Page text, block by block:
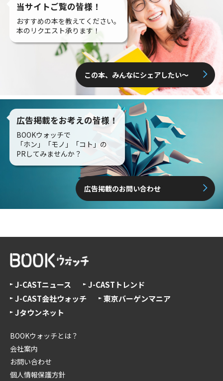
当サイトご覧の皆様！
おすすめの本を教えてください。
本のリクエスト承ります！
この本、みんなにシェアしたい〜
広告掲載をお考えの皆様！
BOOKウォッチで
「ホン」「モノ」「コト」の
PRしてみませんか？
広告掲載のお問い合わせ
J-CASTニュース
J-CASTトレンド
J-CAST会社ウォッチ
東京バーゲンマニア
Jタウンネット
BOOKウォッチとは？
会社案内
お問い合わせ
個人情報保護方針